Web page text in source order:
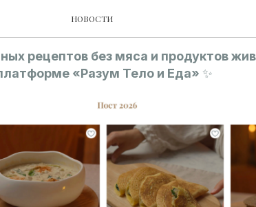
НОВОСТИ
Пост 2026
рецептов без мяса и продуктов
«Разум Тело и Еда» ✨